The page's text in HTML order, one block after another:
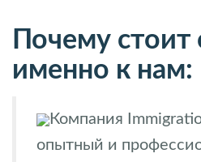
Почему стоит
именно к нам:
Компания
опытный и